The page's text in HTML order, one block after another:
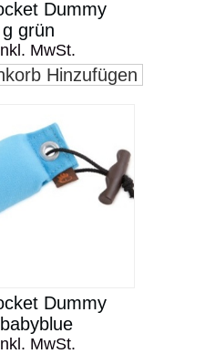
Dummy
grün
MwSt.
Hinzufügen
Dummy
MwSt.